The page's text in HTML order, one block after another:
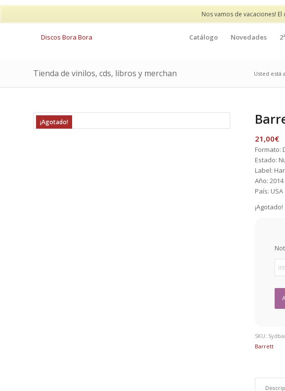
Nos vamos de vacaciones!
Catálogo Novedades
Tienda de vinilos, cds, libros y merchan Usted está
¡Agotado!
21,00€
Formato:
Estado:
Label:
Año: 2014
País: USA
¡Agotado!
SKU:
Barrett